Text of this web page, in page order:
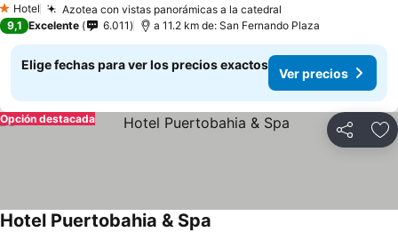
1 Estrellas
Hotel Azotea con vistas panorámicas a la catedral
9,1 Excelente 6.011 a 11.2 km de: San Fernando Plaza
Elige fechas para ver los precios exactos
Ver precios
Compartir
Opción destacada
Hotel Puertobahia & Spa